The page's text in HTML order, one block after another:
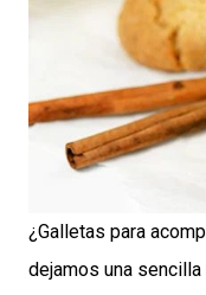
¿Galletas para
dejamos una